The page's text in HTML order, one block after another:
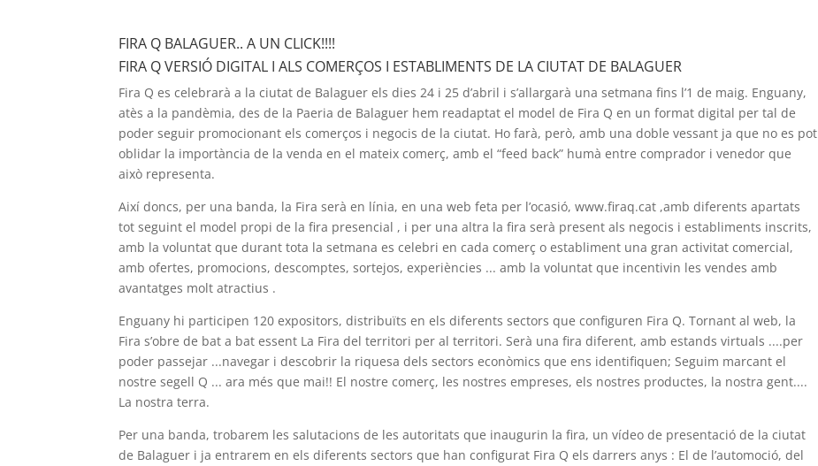
FIRA Q BALAGUER.. A UN CLICK!!!!
FIRA Q VERSIÓ DIGITAL I ALS COMERÇOS I ESTABLIMENTS DE LA CIUTAT DE BALAGUER
Fira Q es celebrarà a la ciutat de Balaguer els dies 24 i 25 d’abril i s’allargarà una setmana fins l’1 de maig. Enguany,
atès a la pandèmia, des de la Paeria de Balaguer hem readaptat el model de Fira Q en un format digital per tal de
poder seguir promocionant els comerços i negocis de la ciutat. Ho farà, però, amb una doble vessant ja que no es pot
oblidar la importància de la venda en el mateix comerç, amb el “feed back” humà entre comprador i venedor que
això representa.
Així doncs, per una banda, la Fira serà en línia, en una web feta per l’ocasió, www.firaq.cat ,amb diferents apartats
tot seguint el model propi de la fira presencial , i per una altra la fira serà present als negocis i establiments inscrits,
amb la voluntat que durant tota la setmana es celebri en cada comerç o establiment una gran activitat comercial,
amb ofertes, promocions, descomptes, sortejos, experiències ... amb la voluntat que incentivin les vendes amb
avantatges molt atractius .
Enguany hi participen 120 expositors, distribuïts en els diferents sectors que configuren Fira Q. Tornant al web, la
Fira s’obre de bat a bat essent La Fira del territori per al territori. Serà una fira diferent, amb estands virtuals ....per
poder passejar ...navegar i descobrir la riquesa dels sectors econòmics que ens identifiquen; Seguim marcant el
nostre segell Q ... ara més que mai!! El nostre comerç, les nostres empreses, els nostres productes, la nostra gent....
La nostra terra.
Per una banda, trobarem les salutacions de les autoritats que inaugurin la fira, un vídeo de presentació de la ciutat
de Balaguer i ja entrarem en els diferents sectors que han configurat Fira Q els darrers anys : El de l’automoció, del